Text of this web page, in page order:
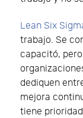
Lean Six
trabajo. Se
capacitó,
dediquen
mejora
tiene